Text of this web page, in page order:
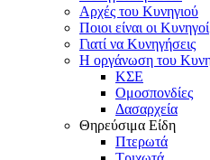
Αρχές του Κυνηγιού
Ποιοι είναι οι Κυνηγοί
Γιατί να Κυνηγήσεις
Η οργάνωση του
ΚΣΕ
Ομοσπονδίες
Δασαρχεία
Θηρεύσιμα Είδη
Πτερωτά